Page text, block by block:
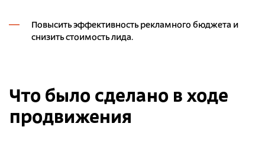
Повысить эффективность рекламного бюджета и
снизить стоимость лида.
Что было сделано в ходе
продвижения